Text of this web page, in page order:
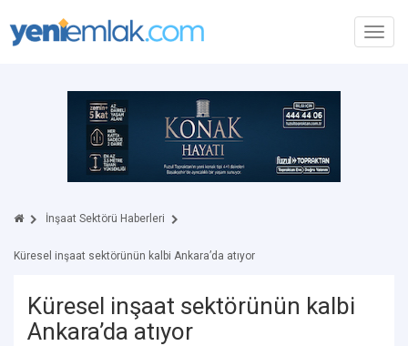
İnşaat Sektörü Haberleri
Küresel inşaat sektörünün kalbi Ankara’da atıyor
Küresel inşaat sektörünün kalbi
Ankara’da atıyor